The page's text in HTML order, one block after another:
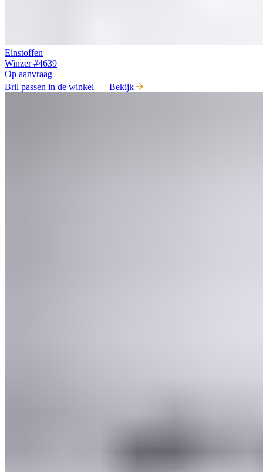
Einstoffen
Winzer #4639
Op aanvraag
Bril passen in de winkel
Bekijk